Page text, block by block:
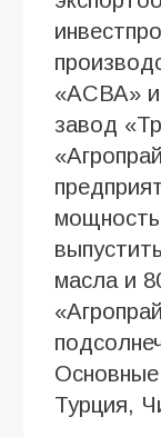
«АСВА» и
завод
масла и
Турция,